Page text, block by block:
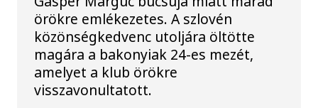
örökre emlékezetes. A szlovén
közönségkedvenc utoljára öltötte
magára a bakonyiak 24-es mezét,
amelyet a klub örökre
visszavonultatott.